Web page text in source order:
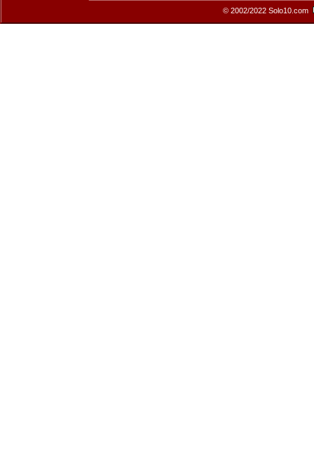
© 2002/2022 Solo10.com